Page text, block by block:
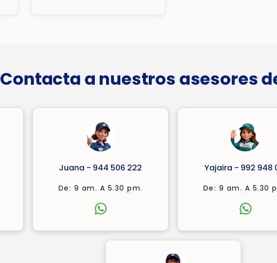
Contacta a nuestros asesores
Juana - 944 506 222
De: 9 am. A 5.30 pm.
Yajaira - 992 948
De: 9 am. A 5.30